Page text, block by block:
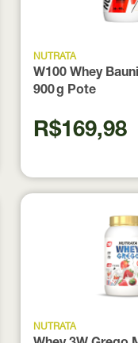
NUTRATA
W100 Whey
900 g Pote
R$169,98
NUTRATA